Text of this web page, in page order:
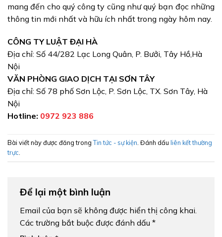
mang đến cho quý công ty cũng như quý bạn đọc những
thông tin mới nhất và hữu ích nhất trong ngày hôm nay.
CÔNG TY LUẬT ĐẠI HÀ
Địa chỉ: Số 44/282 Lạc Long Quân, P. Bưởi, Tây Hồ,Hà
Nội
VĂN PHÒNG GIAO DỊCH TẠI SƠN TÂY
Địa chỉ: Số 78 phố Sơn Lộc, P. Sơn Lộc, TX. Sơn Tây, Hà
Nội
Hotline: 0972 923 886
Bài viết này được đăng trongTin tức - sự kiện. Đánh dấu liên kết thường
trực.
Để lại một bình luận
Email của bạn sẽ không được hiển thị công khai.
Các trường bắt buộc được đánh dấu *